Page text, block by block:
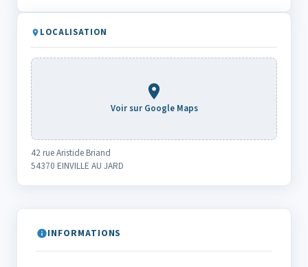
INFORMATIONS
LOCALISATION
Voir sur Google Maps
42 rue Aristide Briand
54370 EINVILLE AU JARD